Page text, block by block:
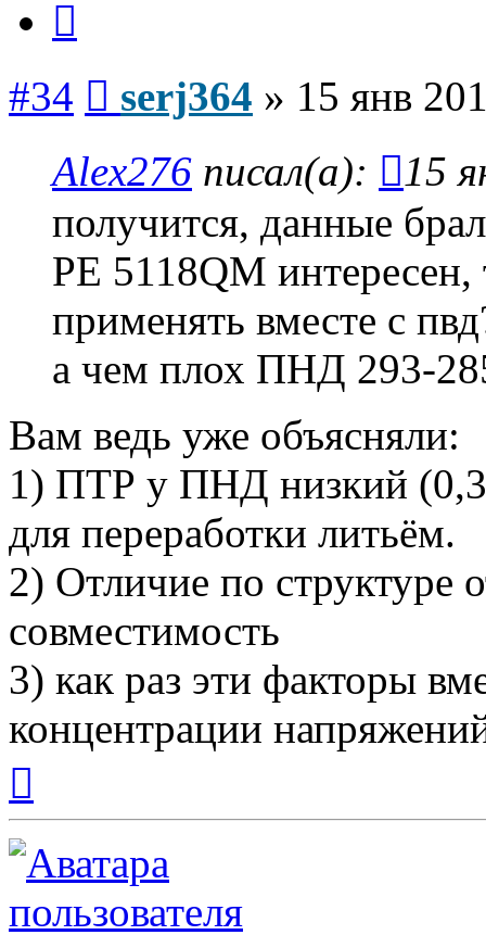
#34 serj364 » 15 янв
Alex276 писал(а):
15
получится, данные
PE 5118QM интересен,
применять вместе с
а чем плох ПНД 293-
Вам ведь уже объясняли:
1) ПТР у ПНД низкий (0,3-
для переработки литьём.
2) Отличие по структуре
совместимость
3) как раз эти факторы
концентрации
началу